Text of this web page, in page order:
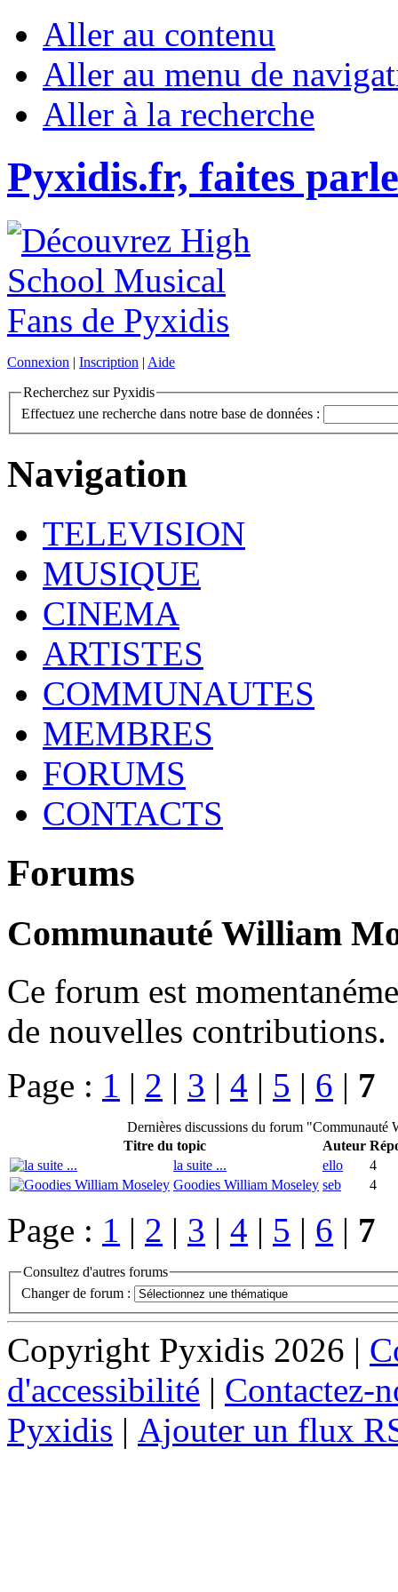
Aller au contenu
Aller au menu de
Aller à la recherche
Pyxidis.fr, faites
Connexion | Inscription | Aide
Recherchez sur Pyxidis
Effectuez une recherche dans notre base de données :
Navigation
TELEVISION
MUSIQUE
CINEMA
ARTISTES
COMMUNAUTES
MEMBRES
FORUMS
CONTACTS
Forums
Communauté William
Ce forum est
de nouvelles contributions.
Page : 1 | 2 | 3 | 4 | 5 | 6 | 7
Dernières discussions du forum "Communauté
Titre du topic
Auteur
la suite ...
ello
4
Goodies William Moseley seb 4
Page : 1 | 2 | 3 | 4 | 5 | 6 | 7
Consultez d'autres forums
Changer de forum :
Copyright Pyxidis 2026 |
d'accessibilité | Contactez-
Pyxidis | Ajouter un flux